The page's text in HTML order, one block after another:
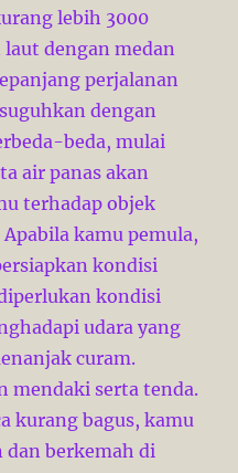
lebih 3000
dengan medan
perjalanan
dengan
beda, mulai
air panas akan
terhadap objek
kamu pemula,
kondisi
kondisi
udara yang
curam.
mendaki serta tenda.
kurang bagus, kamu
dan berkemah di